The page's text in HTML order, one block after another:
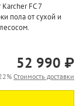
FC 7
пола от сухой и
52 990 ₽
Стоимость доставки